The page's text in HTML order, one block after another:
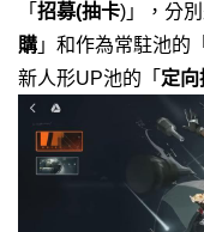
「 招募(抽卡) 」， 分
購 」和作為常駐池的「
新人形UP池的「 定向